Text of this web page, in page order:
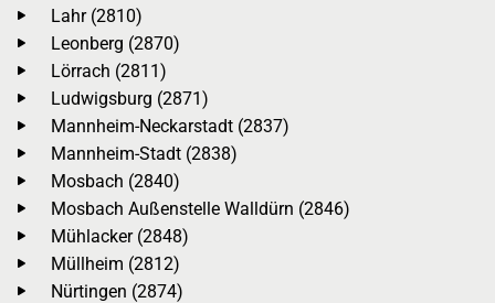
Lahr (2810)
Leonberg (2870)
Lörrach (2811)
Ludwigsburg (2871)
Mannheim-Neckarstadt (2837)
Mannheim-Stadt (2838)
Mosbach (2840)
Mosbach Außenstelle Walldürn (2846)
Mühlacker (2848)
Müllheim (2812)
Nürtingen (2874)